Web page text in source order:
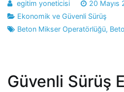
egitim yoneticisi
20 Mayıs
Ekonomik ve Güvenli Sürüş
Beton Mikser Operatörlüğü,
Güvenli Sürüş